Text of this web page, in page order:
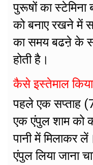
पुरूषों का स्टेमिना
को बनाए रखने में
का समय बढऩे के
होती है।
कैसे इस्तेमाल
पहले एक सप्ताह
एक एंपुल शाम को
पानी में मिलाकर
एंपुल लिया जाना